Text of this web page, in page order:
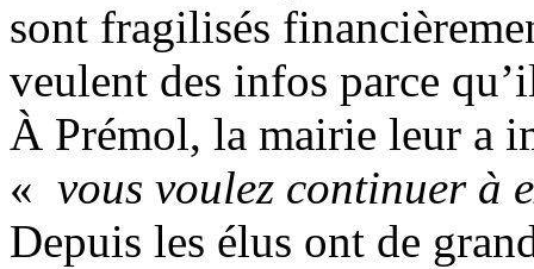
sont fragilisés
veulent des infos parce
À Prémol, la mairie leur a
« vous voulez continuer à
Depuis les élus ont de